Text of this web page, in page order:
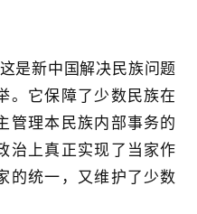
是新中国解决民族问题
。它保障了少数民族在
管理本民族内部事务的
治上真正实现了当家作
的统一，又维护了少数